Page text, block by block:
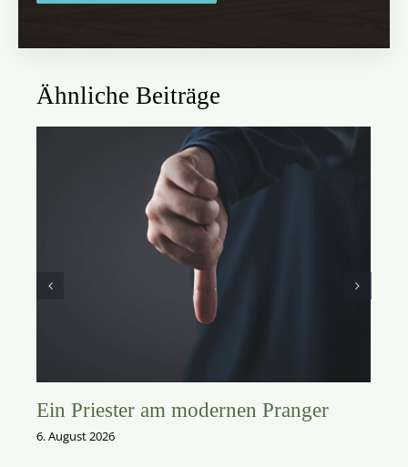
Ähnliche Beiträge
Ein Priester am modernen Pranger
6. August 2026